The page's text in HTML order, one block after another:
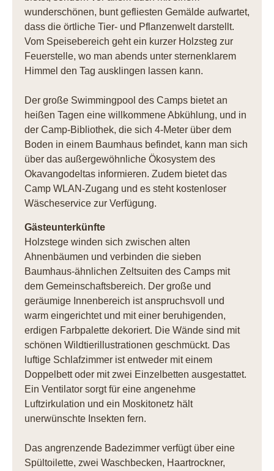
wunderschönen, bunt gefliesten Gemälde aufwartet,
dass die örtliche Tier- und Pflanzenwelt darstellt.
Vom Speisebereich geht ein kurzer Holzsteg zur
Feuerstelle, wo man abends unter sternenklarem
Himmel den Tag ausklingen lassen kann.
Der große Swimmingpool des Camps bietet an
heißen Tagen eine willkommene Abkühlung, und in
der Camp-Bibliothek, die sich 4-Meter über dem
Boden in einem Baumhaus befindet, kann man sich
über das außergewöhnliche Ökosystem des
Okavangodeltas informieren. Zudem bietet das
Camp WLAN-Zugang und es steht kostenloser
Wäscheservice zur Verfügung.
Gästeunterkünfte
Holzstege winden sich zwischen alten
Ahnenbäumen und verbinden die sieben
Baumhaus-ähnlichen Zeltsuiten des Camps mit
dem Gemeinschaftsbereich. Der große und
geräumige Innenbereich ist anspruchsvoll und
warm eingerichtet und mit einer beruhigenden,
erdigen Farbpalette dekoriert. Die Wände sind mit
schönen Wildtierillustrationen geschmückt. Das
luftige Schlafzimmer ist entweder mit einem
Doppelbett oder mit zwei Einzelbetten ausgestattet.
Ein Ventilator sorgt für eine angenehme
Luftzirkulation und ein Moskitonetz hält
unerwünschte Insekten fern.
Das angrenzende Badezimmer verfügt über eine
Spültoilette, zwei Waschbecken, Haartrockner,